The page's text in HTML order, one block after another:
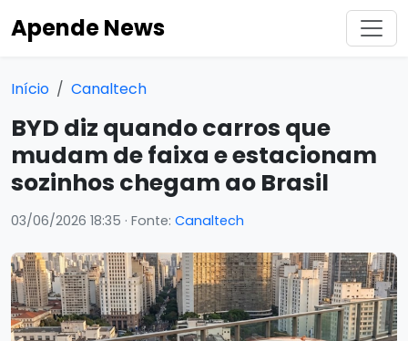
Apende News
Início Canaltech
BYD diz quando carros que
mudam de faixa e estacionam
sozinhos chegam ao Brasil
03/06/2026 18:35 · Fonte: Canaltech